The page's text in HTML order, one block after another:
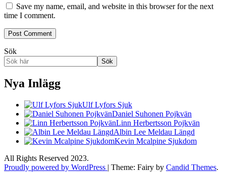
Save my name, email, and website in this browser for the next
time I comment.
Sök
Sök
Nya Inlägg
Ulf Lyfors Sjuk
Daniel Suhonen Pojkvän
Linn Herbertsson Pojkvän
Albin Lee Meldau Längd
Kevin Mcalpine Sjukdom
All Rights Reserved 2023.
Proudly powered by WordPress | Theme: Fairy by Candid Themes.